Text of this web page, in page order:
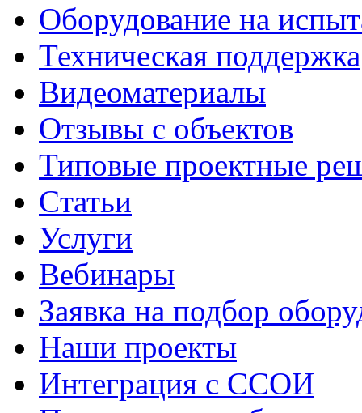
Оборудование на
Техническая поддержка
Видеоматериалы
Отзывы с объектов
Типовые проектные
Cтатьи
Услуги
Вебинары
Заявка на подбор
Наши проекты
Интеграция с ССОИ